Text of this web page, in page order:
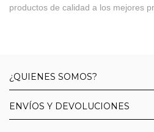
productos de calidad a los mejores
¿QUIENES SOMOS?
ENVÍOS Y DEVOLUCIONES